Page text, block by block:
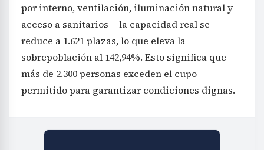
por interno, ventilación, iluminación natural y
acceso a sanitarios— la capacidad real se
reduce a 1.621 plazas, lo que eleva la
sobrepoblación al 142,94%. Esto significa que
más de 2.300 personas exceden el cupo
permitido para garantizar condiciones dignas.